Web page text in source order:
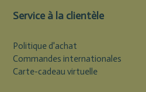
Service à la clientèle
Politique d'achat
Commandes internationales
Carte-cadeau virtuelle